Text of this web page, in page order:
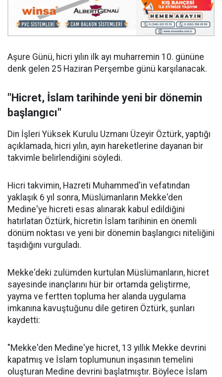
Aşure Günü, hicri yılın ilk ayı muharremin 10. gününe
denk gelen 25 Haziran Perşembe günü karşılanacak.
"Hicret, İslam tarihinde yeni bir dönemin
başlangıcı"
Din İşleri Yüksek Kurulu Uzmanı Üzeyir Öztürk, yaptığı
açıklamada, hicri yılın, ayın hareketlerine dayanan bir
takvimle belirlendiğini söyledi.
Hicri takvimin, Hazreti Muhammed'in vefatından
yaklaşık 6 yıl sonra, Müslümanların Mekke'den
Medine'ye hicreti esas alınarak kabul edildiğini
hatırlatan Öztürk, hicretin İslam tarihinin en önemli
dönüm noktası ve yeni bir dönemin başlangıcı niteliğini
taşıdığını vurguladı.
Mekke'deki zulümden kurtulan Müslümanların, hicret
sayesinde inançlarını hür bir ortamda geliştirme,
yayma ve fertten topluma her alanda uygulama
imkanına kavuştuğunu dile getiren Öztürk, şunları
kaydetti:
"Mekke'den Medine'ye hicret, 13 yıllık Mekke devrini
kapatmış ve İslam toplumunun inşasının temelini
oluşturan Medine devrini başlatmıştır. Böylece İslam